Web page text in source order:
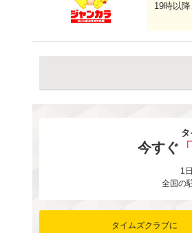
19時以
今すぐ
1
全国の
タイムズクラブに